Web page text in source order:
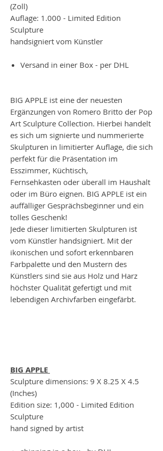
(Zoll)
Auflage: 1.000 - Limited Edition
Sculpture
handsigniert vom Künstler
Versand in einer Box - per DHL
BIG APPLE ist eine der neuesten
Ergänzungen von Romero Britto der Pop
Art Sculpture Collection. Hierbei handelt
es sich um signierte und nummerierte
Skulpturen in limitierter Auflage, die sich
perfekt für die Präsentation im
Esszimmer, Küchtisch,
Fernsehkasten oder überall im Haushalt
oder im Büro eignen. BIG APPLE ist ein
auffälliger Gesprächsbeginner und ein
tolles Geschenk!
Jede dieser limitierten Skulpturen ist
vom Künstler handsigniert. Mit der
ikonischen und sofort erkennbaren
Farbpalette und den Mustern des
Künstlers sind sie aus Holz und Harz
höchster Qualität gefertigt und mit
lebendigen Archivfarben eingefärbt.
BIG APPLE
Sculpture dimensions: 9 X 8.25 X 4.5
(Inches)
Edition size: 1,000 - Limited Edition
Sculpture
hand signed by artist